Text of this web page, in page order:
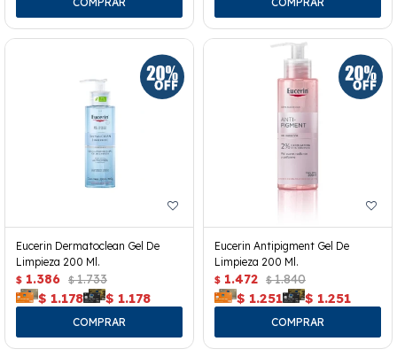
Eucerin Dermatoclean Gel De
Limpieza 200 Ml.
$ 1.386 $ 1.733
$ 1.178 $ 1.178
Eucerin Antipigment Gel De
Limpieza 200 Ml.
$ 1.472 $ 1.840
$ 1.251 $ 1.251